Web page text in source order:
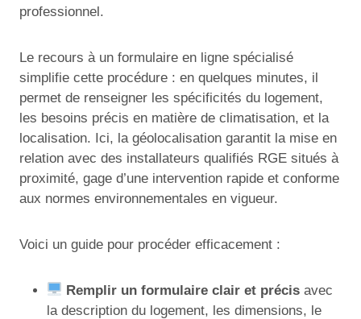
professionnel.
Le recours à un formulaire en ligne spécialisé
simplifie cette procédure : en quelques minutes, il
permet de renseigner les spécificités du logement,
les besoins précis en matière de climatisation, et la
localisation. Ici, la géolocalisation garantit la mise en
relation avec des installateurs qualifiés RGE situés à
proximité, gage d’une intervention rapide et conforme
aux normes environnementales en vigueur.
Voici un guide pour procéder efficacement :
Remplir un formulaire clair et précis avec
la description du logement, les dimensions, le